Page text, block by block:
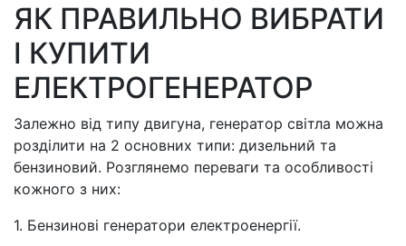
ЯК ПРАВИЛЬНО ВИБРАТИ
І КУПИТИ
ЕЛЕКТРОГЕНЕРАТОР
Залежно від типу двигуна, генератор світла можна
розділити на 2 основних типи: дизельний та
бензиновий. Розглянемо переваги та особливості
кожного з них:
1. Бензинові генератори електроенергії.